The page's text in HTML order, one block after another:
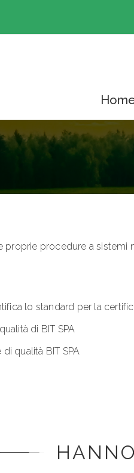
proprie procedure a
lo standard per la
di BIT SPA
qualità BIT SPA